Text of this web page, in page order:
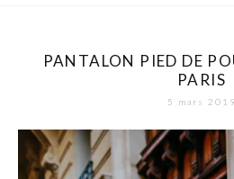
PANTALON PIED DE
PARIS
5 mars 2019